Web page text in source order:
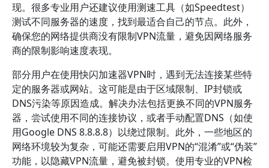
现。很多专业用户还建议使用测速工具（如Speedtest）
测试不同服务器的速度，找到最适合自己的节点。此外，
确保您的网络提供商没有限制VPN流量，避免因网络服务
商的限制影响速度表现。
部分用户在使用快闪加速器VPN时，遇到无法连接某些特
定的服务器或网站。这可能是由于区域限制、IP封锁或
DNS污染等原因造成。解决办法包括更换不同的VPN服务
器，尝试使用不同的连接协议，或者手动配置DNS（如使
用Google DNS 8.8.8.8）以绕过限制。此外，一些地区的
网络环境较为复杂，可能还需要启用VPN的“混淆”或“伪装”
功能，以隐藏VPN流量，避免被封锁。使用专业的VPN检